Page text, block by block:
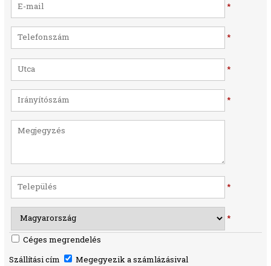
*
*
*
*
*
*
Céges megrendelés
Szállítási cím
Megegyezik a számlázásival